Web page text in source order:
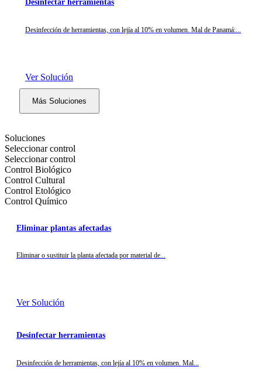
Desinfectar herramientas
Desinfección de herramientas, con lejía al 10% en volumen. Mal de Panamá:...
Ver Solución
Más Soluciones
Soluciones
Seleccionar control
Seleccionar control
Control Biológico
Control Cultural
Control Etológico
Control Químico
Eliminar plantas afectadas
Eliminar o sustituir la planta afectada por material de...
Ver Solución
Desinfectar herramientas
Desinfección de herramientas, con lejía al 10% en volumen. Mal...